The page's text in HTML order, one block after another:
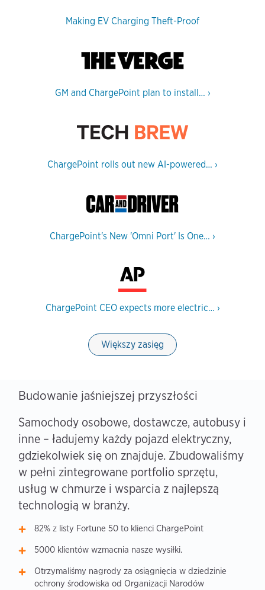
Making EV Charging Theft-Proof
GM and ChargePoint plan to install… ›
ChargePoint rolls out new AI-powered… ›
ChargePoint's New 'Omni Port' Is One… ›
ChargePoint CEO expects more electric… ›
Większy zasięg
Budowanie jaśniejszej przyszłości
Samochody osobowe, dostawcze, autobusy i
inne – ładujemy każdy pojazd elektryczny,
gdziekolwiek się on znajduje. Zbudowaliśmy
w pełni zintegrowane portfolio sprzętu,
usług w chmurze i wsparcia z najlepszą
technologią w branży.
82% z listy Fortune 50 to klienci ChargePoint
5000 klientów wzmacnia nasze wysiłki.
Otrzymaliśmy nagrody za osiągnięcia w dziedzinie
ochrony środowiska od Organizacji Narodów